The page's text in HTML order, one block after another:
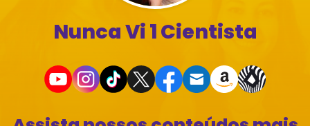
Nunca Vi 1 Cientista